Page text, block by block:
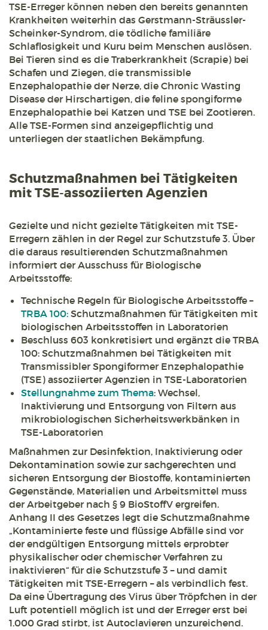
TSE-Erreger können neben den bereits genannten
Krankheiten weiterhin das Gerstmann-Sträussler-
Scheinker-Syndrom, die tödliche familiäre
Schlaflosigkeit und Kuru beim Menschen auslösen.
Bei Tieren sind es die Traberkrankheit (Scrapie) bei
Schafen und Ziegen, die transmissible
Enzephalopathie der Nerze, die Chronic Wasting
Disease der Hirschartigen, die feline spongiforme
Enzephalopathie bei Katzen und TSE bei Zootieren.
Alle TSE-Formen sind anzeigepflichtig und
unterliegen der staatlichen Bekämpfung.
Schutzmaßnahmen bei Tätigkeiten
mit TSE-assoziierten Agenzien
Gezielte und nicht gezielte Tätigkeiten mit TSE-
Erregern zählen in der Regel zur Schutzstufe 3. Über
die daraus resultierenden Schutzmaßnahmen
informiert der Ausschuss für Biologische
Arbeitsstoffe:
Technische Regeln für Biologische Arbeitsstoffe –
TRBA 100: Schutzmaßnahmen für Tätigkeiten mit
biologischen Arbeitsstoffen in Laboratorien
Beschluss 603 konkretisiert und ergänzt die TRBA
100: Schutzmaßnahmen bei Tätigkeiten mit
Transmissibler Spongiformer Enzephalopathie
(TSE) assoziierter Agenzien in TSE-Laboratorien
Stellungnahme zum Thema: Wechsel,
Inaktivierung und Entsorgung von Filtern aus
mikrobiologischen Sicherheitswerkbänken in
TSE-Laboratorien
Maßnahmen zur Desinfektion, Inaktivierung oder
Dekontamination sowie zur sachgerechten und
sicheren Entsorgung der Biostoffe, kontaminierten
Gegenstände, Materialien und Arbeitsmittel muss
der Arbeitgeber nach § 9 BioStoffV ergreifen.
Anhang II des Gesetzes legt die Schutzmaßnahme
„Kontaminierte feste und flüssige Abfälle sind vor
der endgültigen Entsorgung mittels erprobter
physikalischer oder chemischer Verfahren zu
inaktivieren“ für die Schutzstufe 3 – und damit
Tätigkeiten mit TSE-Erregern – als verbindlich fest.
Da eine Übertragung des Virus über Tröpfchen in der
Luft potentiell möglich ist und der Erreger erst bei
1.000 Grad stirbt, ist Autoclavieren unzureichend.